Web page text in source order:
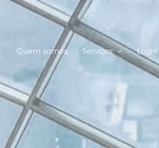
Quem somos Serviços Login